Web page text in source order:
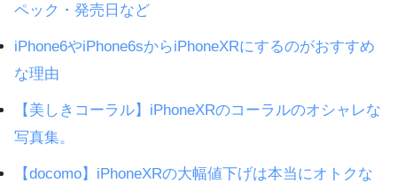
ペック・発売日など
iPhone6やiPhone6sからiPhoneXRにするのがおすすめ
な理由
【美しきコーラル】iPhoneXRのコーラルのオシャレな
写真集。
【docomo】iPhoneXRの大幅値下げは本当にオトクな